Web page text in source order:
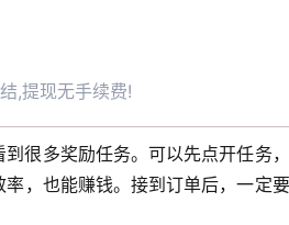
,提现无手续费!
很多奖励任务。可以先点开任务
，也能赚钱。接到订单后，一定